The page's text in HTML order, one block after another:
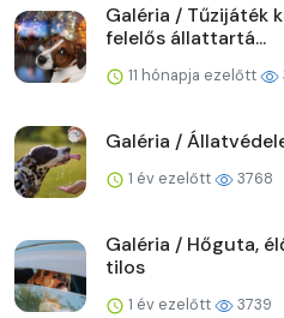
Galéria / Tűzijáték
felelős állattartá...
11 hónapja ezelőtt
Galéria /
1 év ezelőtt 3768
Galéria / Hőguta,
tilos
1 év ezelőtt 3739